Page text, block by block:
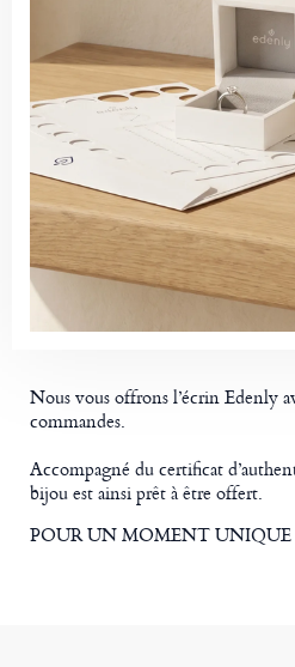
Nous vous offrons l’écrin Edenly
commandes.
Accompagné du certificat
bijou est ainsi prêt à être offert.
POUR UN MOMENT UNIQUE